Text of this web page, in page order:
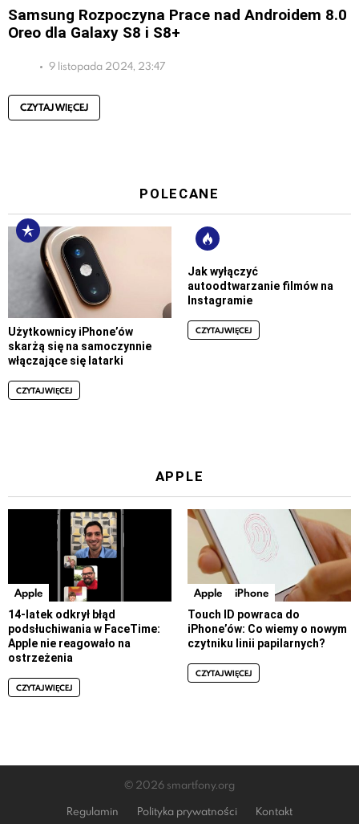
Samsung Rozpoczyna Prace nad Androidem 8.0
Oreo dla Galaxy S8 i S8+
9 listopada 2024, 23:47
CZYTAJ WIĘCEJ
POLECANE
Użytkownicy iPhone’ów
skarżą się na samoczynnie
włączające się latarki
CZYTAJ WIĘCEJ
Jak wyłączyć
autoodtwarzanie filmów na
Instagramie
CZYTAJ WIĘCEJ
APPLE
Apple
14-latek odkrył błąd
podsłuchiwania w FaceTime:
Apple nie reagowało na
ostrzeżenia
CZYTAJ WIĘCEJ
Apple iPhone
Touch ID powraca do
iPhone’ów: Co wiemy o nowym
czytniku linii papilarnych?
CZYTAJ WIĘCEJ
© 2026 smartfony.org
Regulamin
Polityka prywatności Kontakt